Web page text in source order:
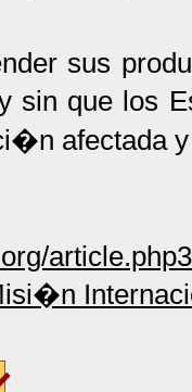
sus
sin que los
afectada